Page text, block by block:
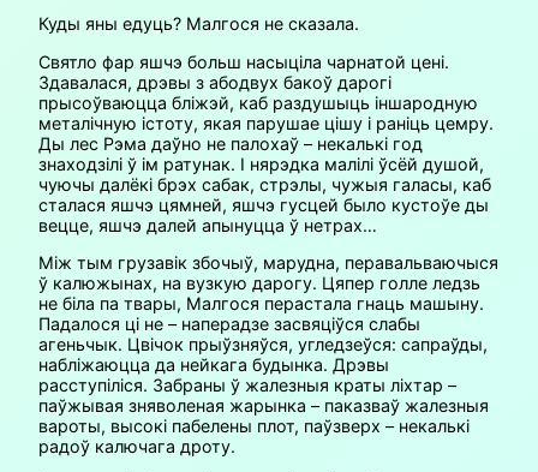
Куды яны едуць? Малгося не сказала.
Святло фар яшчэ больш насыціла чарнатой цені.
Здавалася, дрэвы з абодвух бакоў дарогі
прысоўваюцца бліжэй, каб раздушыць іншародную
металічную істоту, якая парушае цішу і раніць цемру.
Ды лес Рэма даўно не палохаў – некалькі год
знаходзілі ў ім ратунак. І нярэдка малілі ўсёй душой,
чуючы далёкі брэх сабак, стрэлы, чужыя галасы, каб
сталася яшчэ цямней, яшчэ гусцей было кустоўе ды
вецце, яшчэ далей апынуцца ў нетрах…
Між тым грузавік збочыў, марудна, перавальваючыся
ў калюжынах, на вузкую дарогу. Цяпер голле ледзь
не біла па твары, Малгося перастала гнаць машыну.
Падалося ці не – наперадзе засвяціўся слабы
агеньчык. Цвічок прыўзняўся, угледзеўся: сапраўды,
набліжаюцца да нейкага будынка. Дрэвы
расступіліся. Забраны ў жалезныя краты ліхтар –
паўжывая зняволеная жарынка – паказваў жалезныя
вароты, высокі пабелены плот, паўзверх – некалькі
радоў калючага дроту.